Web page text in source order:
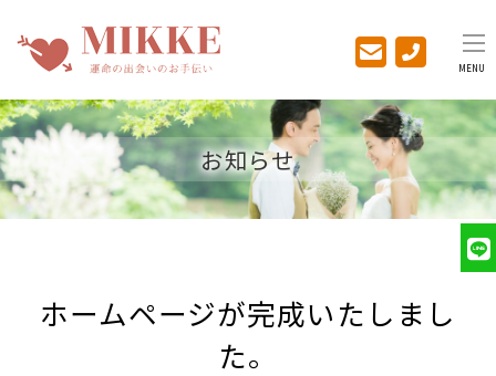
MENU
お知らせ
ホームページが完成いたしまし
た。